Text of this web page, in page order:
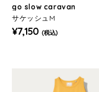
go slow caravan
サケッシュM
¥7,150 (税込)